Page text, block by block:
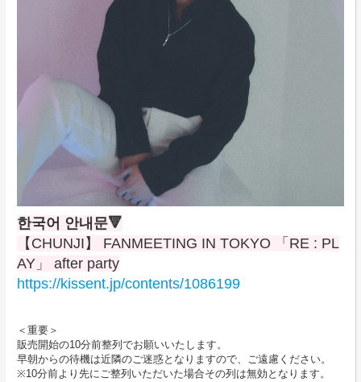
한국어 안내문🔻
【CHUNJI】 FANMEETING IN TOKYO 「RE : PL
AY」 after party
https://kissent.jp/contents/1086199
＜重要＞
販売開始の10分前整列でお願いいたします。
早朝からの待機は近隣のご迷惑となりますので、ご遠慮ください。
※10分前より先にご整列いただいた場合その列は無効となります。